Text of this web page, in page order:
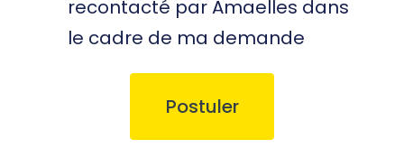
recontacté par Amaelles dans
le cadre de ma demande